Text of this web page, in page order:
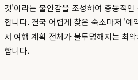
것'이라는 불안감을 조성하여 충동적
합니다. 결국 어렵게 찾은 숙소마저 '예
서 여행 계획 전체가 불투명해지는 최
합니다.